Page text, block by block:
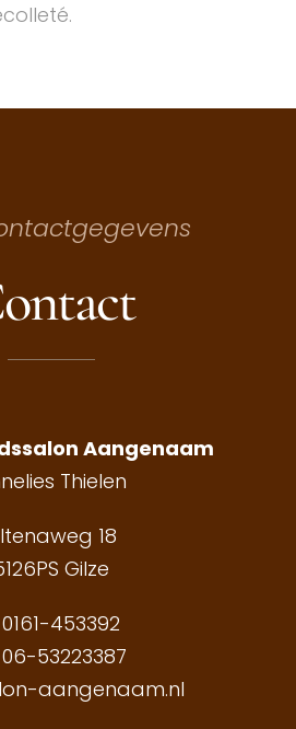
Aangenaam
Thielen
18
Gilze
0161-453392
06-53223387
aangenaam.nl